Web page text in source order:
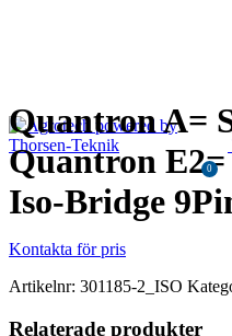
0
Quantron A=
Quantron
Iso-Bridge
Artikelnr: 301185-2_ISO
Relaterade produkter